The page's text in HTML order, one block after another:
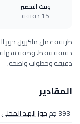
وقت التحضير
15 دقيقة
دقيقة وخطوات واضحة.
المقادير
393 جم جوز الهند المحلى